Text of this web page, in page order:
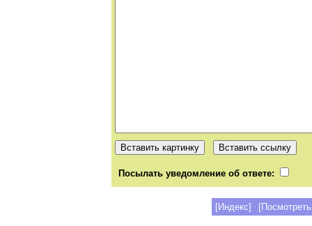
Посылать уведомление об ответе:
[Индекс]